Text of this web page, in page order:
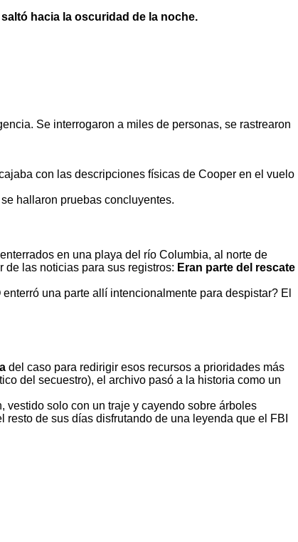
hacia la oscuridad de la noche.
Se interrogaron a miles de personas, se rastrearon
con las descripciones físicas de Cooper en el vuelo
hallaron pruebas concluyentes.
en una playa del río Columbia, al norte de
de las noticias para sus registros: Eran parte del rescate
una parte allí intencionalmente para despistar? El
del caso para redirigir esos recursos a prioridades más
del secuestro), el archivo pasó a la historia como un
vestido solo con un traje y cayendo sobre árboles
de sus días disfrutando de una leyenda que el FBI